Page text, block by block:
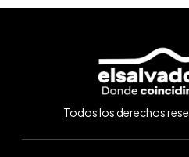
Todos los derechos